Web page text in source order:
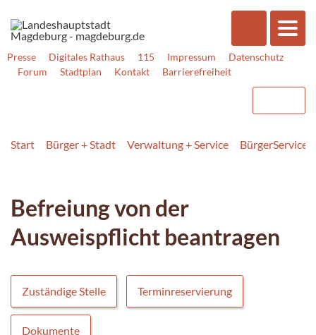
Presse Digitales Rathaus 115 Impressum
Datenschutz
Forum
Stadtplan Kontakt Barrierefreiheit
Start Bürger + Stadt Verwaltung + Service BürgerService
Befreiung von der
Ausweispflicht beantragen
Zuständige Stelle Terminreservierung
Dokumente